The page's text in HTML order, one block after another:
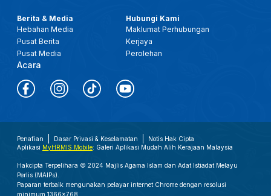
Berita & Media
Hebahan Media
Pusat Berita
Pusat Media
Acara
Hubungi Kami
Maklumat Perhubungan
Kerjaya
Perolehan
Penafian Dasar Privasi & Keselamatan
Notis Hak Cipta
Aplikasi MyHRMIS Mobile: Galeri Aplikasi Mudah Alih Kerajaan Malaysia
Hakcipta Terpelihara © 2024 Majlis Agama Islam dan Adat Istiadat Melayu
Perlis (MAIPs).
Paparan terbaik mengunakan pelayar internet Chrome dengan resolusi
minimum 1366x768.